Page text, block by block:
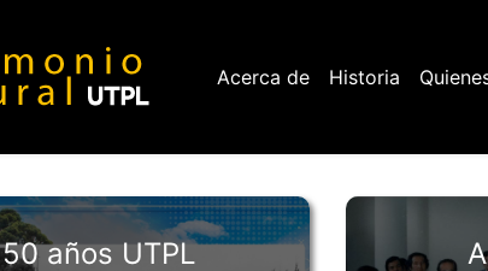
Main
Acerca de Historia
50 años UTPL